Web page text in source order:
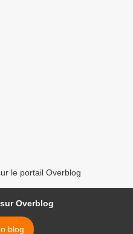
le portail Overblog
Overblog
blog